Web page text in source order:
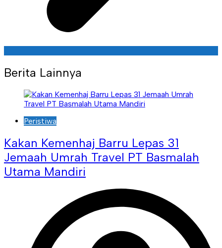
Berita Lainnya
Peristiwa
Kakan Kemenhaj Barru Lepas 31
Jemaah Umrah Travel PT Basmalah
Utama Mandiri